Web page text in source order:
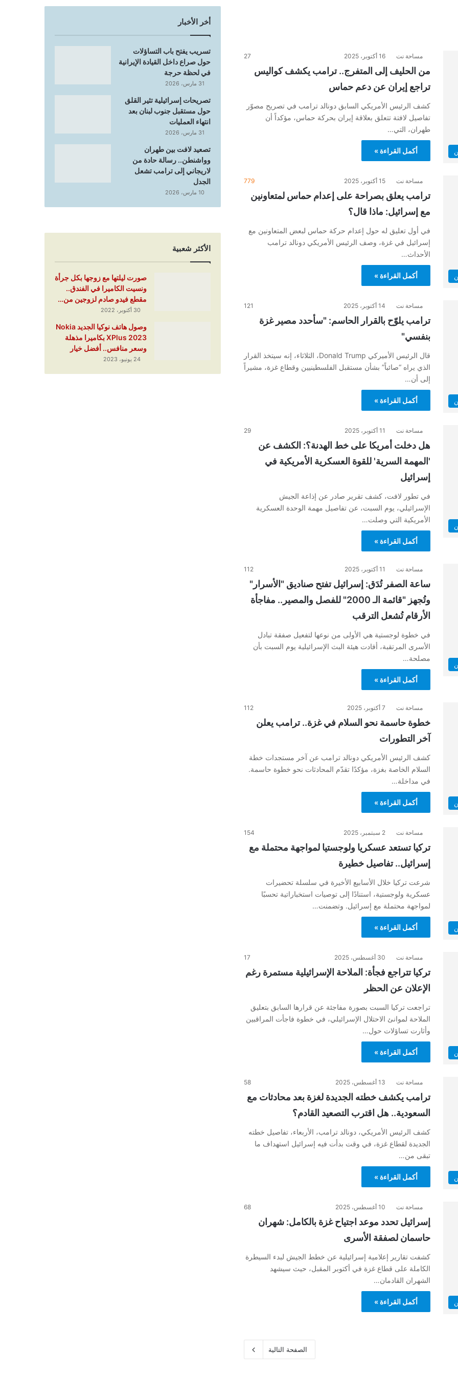
مساحة نت 16 أكتوبر، 2025 27
من الحليف إلى المتفرج.. ترامب يكشف كواليس
تراجع إيران عن دعم حماس
كشف الرئيس الأمريكي السابق دونالد ترامب في تصريح مصوّر
تفاصيل لافتة تتعلق بعلاقة إيران بحركة حماس، مؤكداً أن
طهران، التي…
أكمل القراءة »
مساحة نت 15 أكتوبر، 2025 779
ترامب يعلق بصراحة على إعدام حماس لمتعاونين
مع إسرائيل: ماذا قال؟
في أول تعليق له حول إعدام حركة حماس لبعض المتعاونين مع
إسرائيل في غزة، وصف الرئيس الأمريكي دونالد ترامب
الأحداث…
أكمل القراءة »
مساحة نت 14 أكتوبر، 2025 121
ترامب يلوّح بالقرار الحاسم: "سأحدد مصير غزة
بنفسي"
قال الرئيس الأميركي Donald Trump، الثلاثاء، إنه سيتخذ القرار
الذي يراه “صائباً” بشأن مستقبل الفلسطينيين وقطاع غزة، مشيراً
إلى أن…
أكمل القراءة »
مساحة نت 11 أكتوبر، 2025 29
هل دخلت أمريكا على خط الهدنة؟: الكشف عن
'المهمة السرية' للقوة العسكرية الأمريكية في
إسرائيل
في تطور لافت، كشف تقرير صادر عن إذاعة الجيش
الإسرائيلي، يوم السبت، عن تفاصيل مهمة الوحدة العسكرية
الأمريكية التي وصلت…
أكمل القراءة »
مساحة نت 11 أكتوبر، 2025 112
ساعة الصفر تُدَق: إسرائيل تفتح صناديق "الأسرار"
وتُجهز "قائمة الـ 2000" للفصل والمصير.. مفاجأة
الأرقام تُشعل الترقب
في خطوة لوجستية هي الأولى من نوعها لتفعيل صفقة تبادل
الأسرى المرتقبة، أفادت هيئة البث الإسرائيلية يوم السبت بأن
مصلحة…
أكمل القراءة »
مساحة نت 7 أكتوبر، 2025 112
خطوة حاسمة نحو السلام في غزة.. ترامب يعلن
آخر التطورات
كشف الرئيس الأمريكي دونالد ترامب عن آخر مستجدات خطة
السلام الخاصة بغزة، مؤكدًا تقدّم المحادثات نحو خطوة حاسمة.
في مداخلة…
أكمل القراءة »
مساحة نت 2 سبتمبر، 2025 154
تركيا تستعد عسكريا ولوجستيا لمواجهة محتملة مع
إسرائيل.. تفاصيل خطيرة
شرعت تركيا خلال الأسابيع الأخيرة في سلسلة تحضيرات
عسكرية ولوجستية، استنادًا إلى توصيات استخباراتية تحسبًا
لمواجهة محتملة مع إسرائيل. وتضمنت…
أكمل القراءة »
مساحة نت 30 أغسطس، 2025 17
تركيا تتراجع فجأة: الملاحة الإسرائيلية مستمرة رغم
الإعلان عن الحظر
تراجعت تركيا السبت بصورة مفاجئة عن قرارها السابق بتعليق
الملاحة لموانئ الاحتلال الإسرائيلي، في خطوة فاجأت المراقبين
وأثارت تساؤلات حول…
أكمل القراءة »
مساحة نت 13 أغسطس، 2025 58
ترامب يكشف خطته الجديدة لغزة بعد محادثات مع
السعودية.. هل اقترب التصعيد القادم؟
كشف الرئيس الأمريكي، دونالد ترامب، الأربعاء، تفاصيل خطته
الجديدة لقطاع غزة، في وقت بدأت فيه إسرائيل استهداف ما
تبقى من…
أكمل القراءة »
مساحة نت 10 أغسطس، 2025 68
إسرائيل تحدد موعد اجتياح غزة بالكامل: شهران
حاسمان لصفقة الأسرى
كشفت تقارير إعلامية إسرائيلية عن خطط الجيش لبدء السيطرة
الكاملة على قطاع غزة في أكتوبر المقبل، حيث سيشهد
الشهران القادمان…
أكمل القراءة »
الصفحة التالية
أخر الأخبار
تسريب يفتح باب التساؤلات
حول صراع داخل القيادة الإيرانية
في لحظة حرجة
31 مارس، 2026
تصريحات إسرائيلية تثير القلق
حول مستقبل جنوب لبنان بعد
انتهاء العمليات
31 مارس، 2026
تصعيد لافت بين طهران
وواشنطن.. رسالة حادة من
لاريجاني إلى ترامب تشعل
الجدل
10 مارس، 2026
الأكثر شعبية
صورت ليلتها مع زوجها بكل جرأة
ونسيت الكاميرا في الفندق..
مقطع فيدو صادم لزوجين من…
30 أكتوبر، 2022
وصول هاتف نوكيا الجديد Nokia
XPlus 2023 بكاميرا مذهلة
وسعر منافس.. أفضل خيار
24 يونيو، 2023